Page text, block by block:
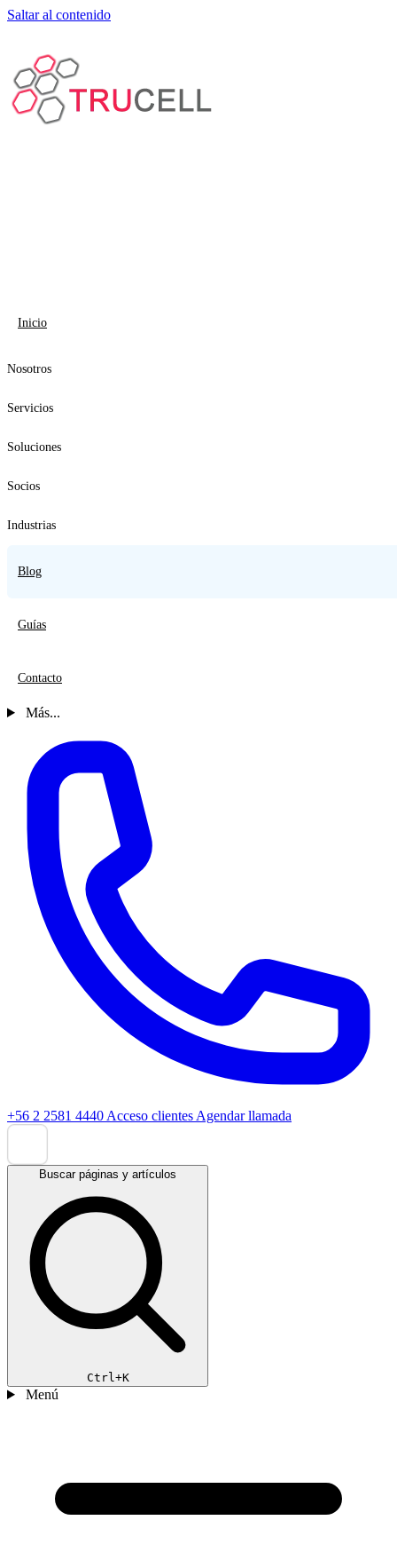
Saltar al contenido
Inicio
Nosotros
Servicios
Soluciones
Socios
Industrias
Blog
Guías
Contacto
Más...
+56 2 2581 4440 Acceso clientes Agendar llamada
Buscar páginas y artículos
Ctrl+K
Menú